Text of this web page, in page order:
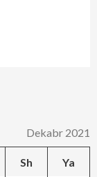
Dekabr 2021
Sh Ya